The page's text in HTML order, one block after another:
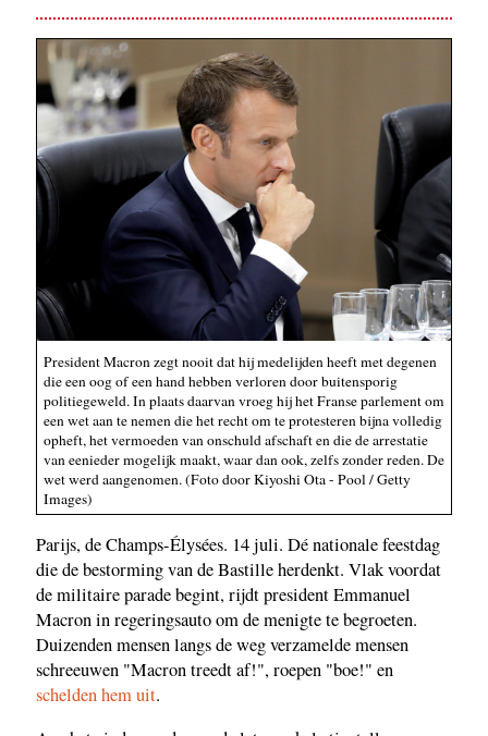
President Macron zegt nooit dat hij medelijden heeft met degenen
die een oog of een hand hebben verloren door buitensporig
politiegeweld. In plaats daarvan vroeg hij het Franse parlement om
een wet aan te nemen die het recht om te protesteren bijna volledig
opheft, het vermoeden van onschuld afschaft en die de arrestatie
van eenieder mogelijk maakt, waar dan ook, zelfs zonder reden. De
wet werd aangenomen. (Foto door Kiyoshi Ota - Pool / Getty
Images)
Parijs, de Champs-Élysées. 14 juli. Dé nationale feestdag
die de bestorming van de Bastille herdenkt. Vlak voordat
de militaire parade begint, rijdt president Emmanuel
Macron in regeringsauto om de menigte te begroeten.
Duizenden mensen langs de weg verzamelde mensen
schreeuwen "Macron treedt af!", roepen "boe!" en
schelden hem uit.